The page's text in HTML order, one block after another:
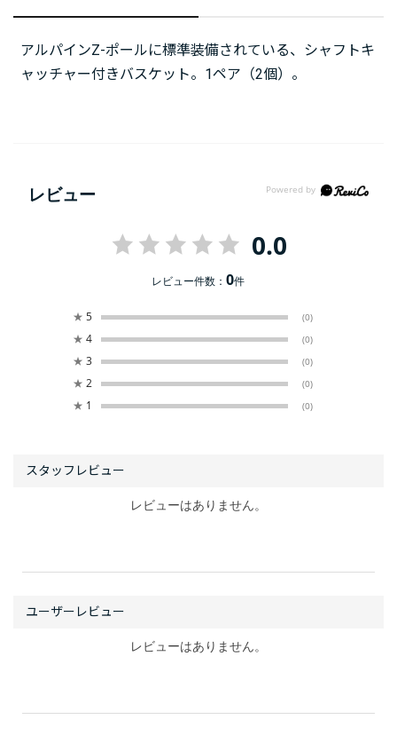
アルパインZ-ポールに標準装備されている、シャフトキ
ャッチャー付きバスケット。1ペア（2個）。
レビュー
0.0
レビュー件数：0件
★ 5 (0)
★ 4 (0)
★ 3 (0)
★ 2 (0)
★ 1 (0)
レビューはありません。
レビューはありません。